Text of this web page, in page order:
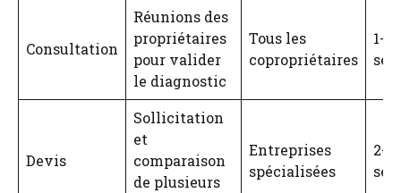
Consultation
Réunions des
propriétaires
pour valider
le diagnostic
Tous les
copropriétaires
1-2
Devis
Sollicitation
et
comparaison
de plusieurs
Entreprises
spécialisées
2-4